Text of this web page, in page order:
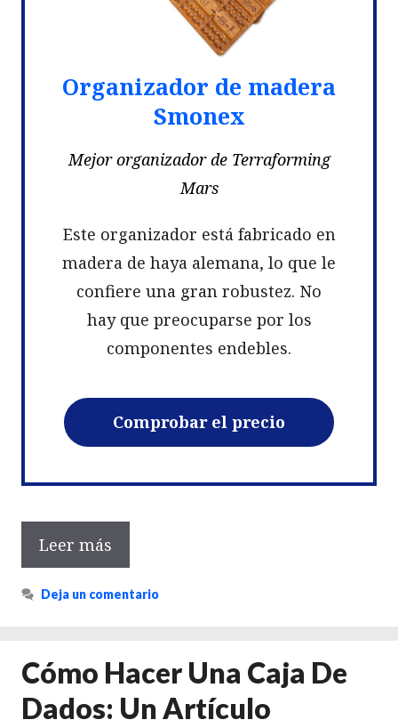
Organizador de madera
Smonex
Mejor organizador de Terraforming
Mars
Este organizador está fabricado en
madera de haya alemana, lo que le
confiere una gran robustez. No
hay que preocuparse por los
componentes endebles.
Comprobar el precio
Leer más
Deja un comentario
Cómo Hacer Una Caja De
Dados: Un Artículo